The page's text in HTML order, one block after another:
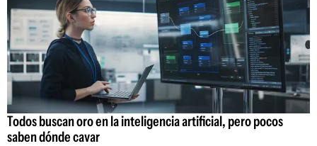
Todos buscan oro en la inteligencia artificial, pero pocos
saben dónde cavar